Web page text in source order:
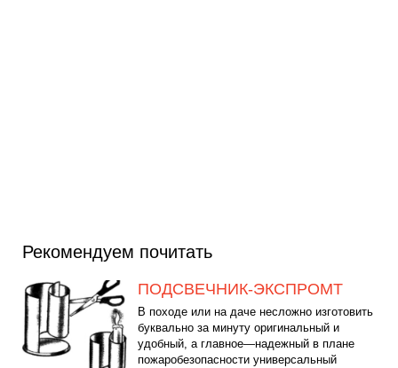
Рекомендуем почитать
ПОДСВЕЧНИК-ЭКСПРОМТ
В походе или на даче несложно изготовить
буквально за минуту оригинальный и
удобный, а главное—надежный в плане
пожаробезопасности универсальный